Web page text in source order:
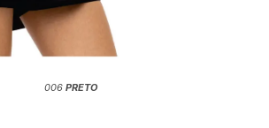
006 PRETO